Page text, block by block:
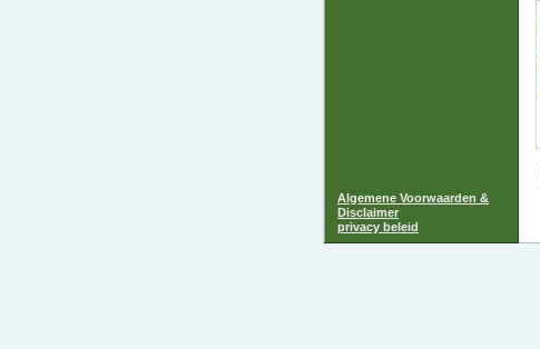
Algemene Voorwaarden &
Disclaimer
privacy beleid